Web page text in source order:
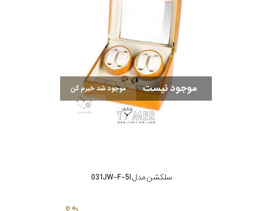
موجود نیست موجود شد خبرم کن
سلکشن مدل 031JW-F-5I